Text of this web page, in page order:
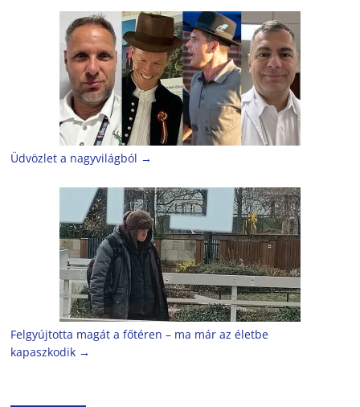
Üdvözlet a nagyvilágból →
Felgyújtotta magát a főtéren – ma már az életbe
kapaszkodik →